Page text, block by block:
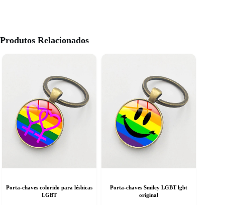
Produtos Relacionados
Porta-chaves colorido para lésbicas
LGBT
Porta-chaves Smiley LGBT lgbt
original